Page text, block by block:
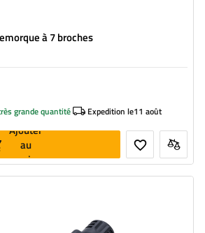
à 7 broches
grande quantité Expedition le11 août
Ajouter
au
panier